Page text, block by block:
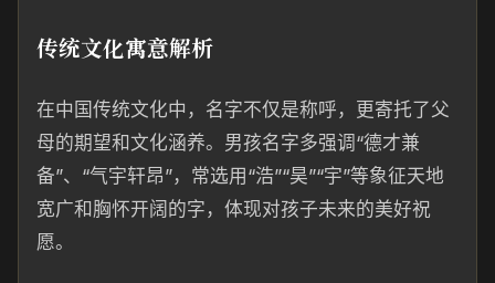
传统文化寓意解析
在中国传统文化中，名字不仅是称呼，更寄托了父
母的期望和文化涵养。男孩名字多强调“德才兼
备”、“气宇轩昂”，常选用“浩”“昊”“宇”等象征天地
宽广和胸怀开阔的字，体现对孩子未来的美好祝
愿。